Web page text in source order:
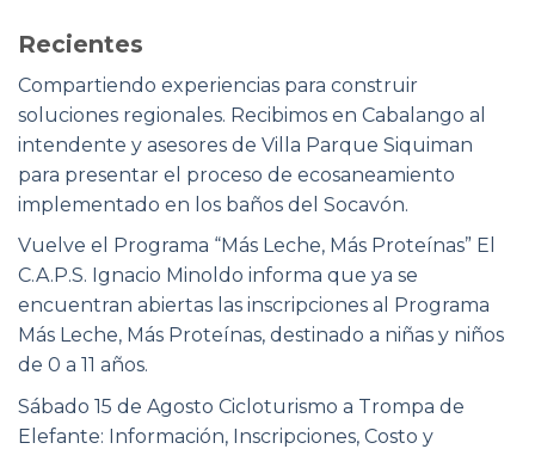
Recientes
Compartiendo experiencias para construir
soluciones regionales. Recibimos en Cabalango al
intendente y asesores de Villa Parque Siquiman
para presentar el proceso de ecosaneamiento
implementado en los baños del Socavón.
Vuelve el Programa “Más Leche, Más Proteínas” El
C.A.P.S. Ignacio Minoldo informa que ya se
encuentran abiertas las inscripciones al Programa
Más Leche, Más Proteínas, destinado a niñas y niños
de 0 a 11 años.
Sábado 15 de Agosto Cicloturismo a Trompa de
Elefante: Información, Inscripciones, Costo y